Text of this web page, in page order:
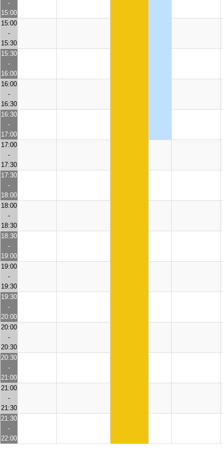
-
15:00
15:00
-
15:30
15:30
-
16:00
16:00
-
16:30
16:30
-
17:00
17:00
-
17:30
17:30
-
18:00
18:00
-
18:30
18:30
-
19:00
19:00
-
19:30
19:30
-
20:00
20:00
-
20:30
20:30
-
21:00
21:00
-
21:30
21:30
-
22:00